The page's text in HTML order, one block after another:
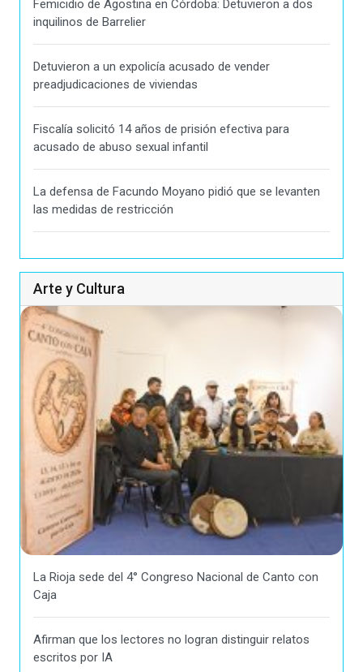
Femicidio de Agostina en Córdoba: Detuvieron a dos
inquilinos de Barrelier
Detuvieron a un expolicía acusado de vender
preadjudicaciones de viviendas
Fiscalía solicitó 14 años de prisión efectiva para
acusado de abuso sexual infantil
La defensa de Facundo Moyano pidió que se levanten
las medidas de restricción
Arte y Cultura
La Rioja sede del 4° Congreso Nacional de Canto con
Caja
Afirman que los lectores no logran distinguir relatos
escritos por IA